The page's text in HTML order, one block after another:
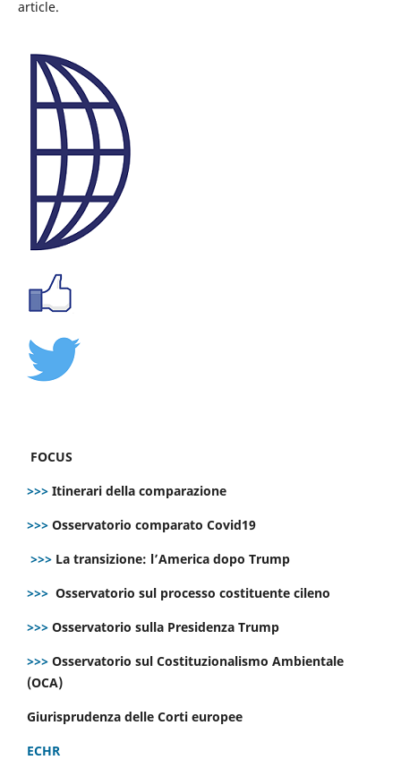
article.
FOCUS
>>> Itinerari della comparazione
>>> Osservatorio comparato Covid19
>>> La transizione: l’America dopo Trump
>>> Osservatorio sul processo costituente cileno
>>> Osservatorio sulla Presidenza Trump
>>> Osservatorio sul Costituzionalismo Ambientale
(OCA)
Giurisprudenza delle Corti europee
ECHR